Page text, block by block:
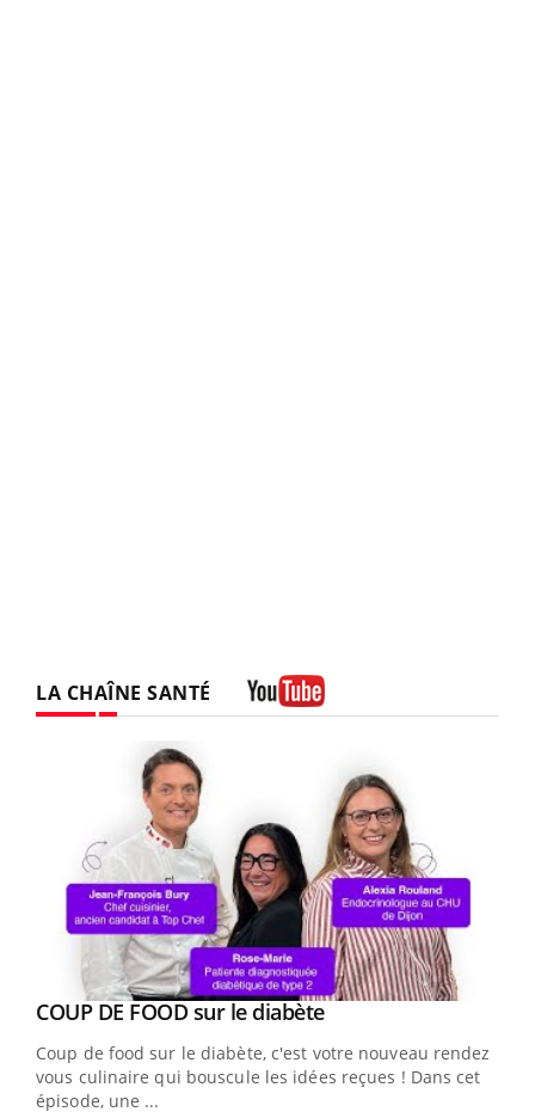
LA CHAÎNE SANTÉ
Youtube
COUP DE FOOD sur le diabèteYoutube
Coup de food sur le diabète, c'est votre nouveau rendez-
vous culinaire qui bouscule les idées reçues ! Dans cet
épisode, une ...